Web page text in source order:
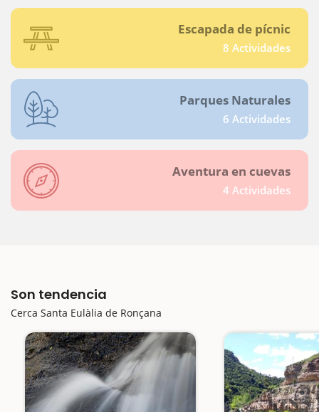
Escapada de pícnic
8 Actividades
Parques Naturales
6 Actividades
Aventura en cuevas
4 Actividades
Son tendencia
Cerca Santa Eulàlia de Ronçana